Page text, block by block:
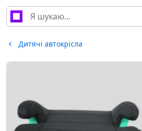
Дитячі автокрісла